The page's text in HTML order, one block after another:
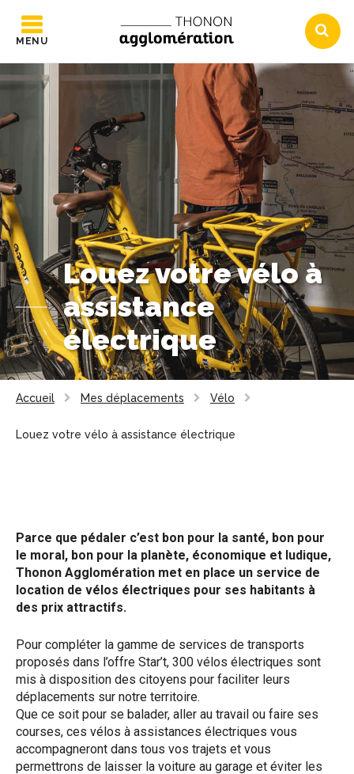
MENU
Louez votre vélo à
assistance
électrique
Accueil Mes déplacements Vélo
Louez votre vélo à assistance électrique
Parce que pédaler c’est bon pour la santé, bon pour
le moral, bon pour la planète, économique et ludique,
Thonon Agglomération met en place un service de
location de vélos électriques pour ses habitants à
des prix attractifs.
Pour compléter la gamme de services de transports
proposés dans l’offre Star’t, 300 vélos électriques sont
mis à disposition des citoyens pour faciliter leurs
déplacements sur notre territoire.
Que ce soit pour se balader, aller au travail ou faire ses
courses, ces vélos à assistances électriques vous
accompagneront dans tous vos trajets et vous
permettrons de laisser la voiture au garage et éviter les